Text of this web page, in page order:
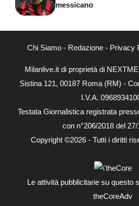
messicano
Chi Siamo- Redazione- Privacy
Milanlive.it di proprietà di
Sistina 121, 00187 Roma (RM) -
I.V.A.
Testata Giornalistica registrata
con n°206/2018 del
Copyright ©2026 - Tutti i diritti
Le attività pubblicitarie su questo
theCoreAdv